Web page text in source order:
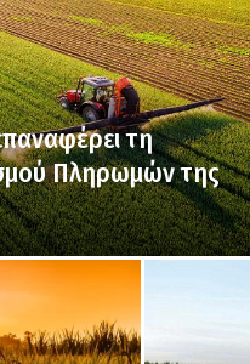
τη
Πληρωμών της